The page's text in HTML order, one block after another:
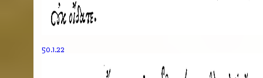
50.1.22